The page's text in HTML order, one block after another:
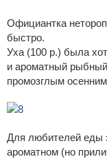
Официантка
быстро.
Уха (100 р.) была
и ароматный
промозглым
Для любителей еды
ароматном (но